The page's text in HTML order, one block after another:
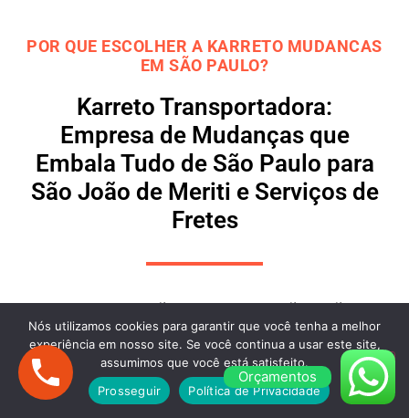
POR QUE ESCOLHER A KARRETO MUDANCAS
EM SÃO PAULO?
Karreto Transportadora:
Empresa de Mudanças que
Embala Tudo de São Paulo para
São João de Meriti e Serviços de
Fretes
Meriti com Agilidade e Segurança
A Karreto ofereceMudançasde São Paulo para
São João de Meriticom total segurança e
Orçamentos
Nós utilizamos cookies para garantir que você tenha a melhor
experiência em nosso site. Se você continua a usar este site,
assumimos que você está satisfeito.
Prosseguir
Política de Privacidade